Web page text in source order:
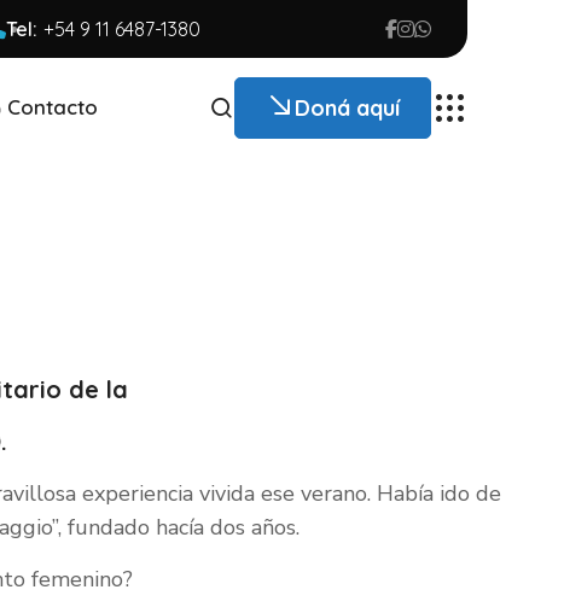
Tel: +54 9 11 6487-1380
Contacto Doná aquí
de la
experiencia vivida ese verano. Había ido de
fundado hacía dos años.
femenino?